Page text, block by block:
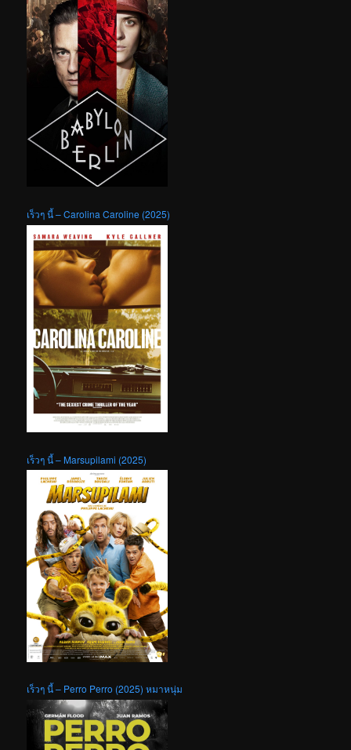
เร็วๆ นี้ – Carolina Caroline (2025)
เร็วๆ นี้ – Marsupilami (2025)
เร็วๆ นี้ – Perro Perro (2025) หมาหนุ่ม